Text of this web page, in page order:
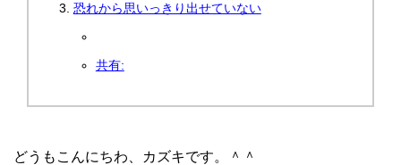
恐れから思いっきり出せていない
共有:
どうもこんにちわ、カズキです。＾＾